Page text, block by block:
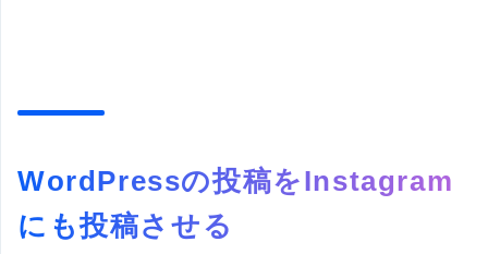
WordPressの投稿をInstagram
にも投稿させる